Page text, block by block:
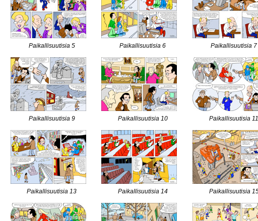
Paikallisuutisia 5 Paikallisuutisia 6 Paikallisuutisia 7
Paikallisuutisia 9 Paikallisuutisia 10 Paikallisuutisia 11
Paikallisuutisia 13 Paikallisuutisia 14 Paikallisuutisia